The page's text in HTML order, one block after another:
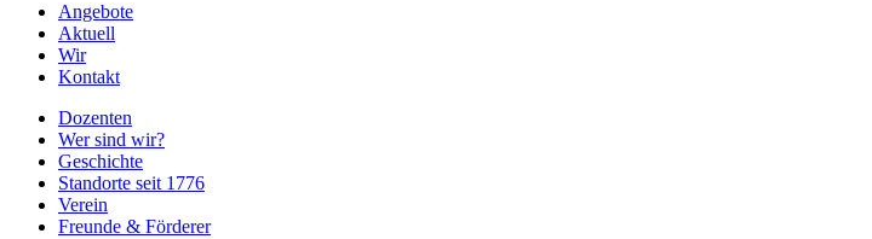
Angebote
Aktuell
Wir
Kontakt
Dozenten
Wer sind wir?
Geschichte
Standorte seit 1776
Verein
Freunde & Förderer